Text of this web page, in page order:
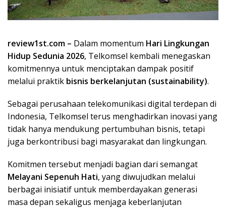
review1st.com – Dalam momentum Hari Lingkungan
Hidup Sedunia 2026, Telkomsel kembali menegaskan
komitmennya untuk menciptakan dampak positif
melalui praktik bisnis berkelanjutan (sustainability).
Sebagai perusahaan telekomunikasi digital terdepan di
Indonesia, Telkomsel terus menghadirkan inovasi yang
tidak hanya mendukung pertumbuhan bisnis, tetapi
juga berkontribusi bagi masyarakat dan lingkungan.
Komitmen tersebut menjadi bagian dari semangat
Melayani Sepenuh Hati, yang diwujudkan melalui
berbagai inisiatif untuk memberdayakan generasi
masa depan sekaligus menjaga keberlanjutan